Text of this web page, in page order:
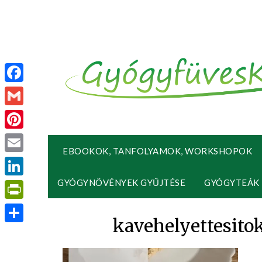
EBOOKOK, TANFOLYAMOK, WORKSHOPOK
GYÓGYNÖVÉNYEK GYŰJTÉSE GYÓGYTEÁK
Facebook
Gmail
Pinterest
Email
LinkedIn
PrintFriendly